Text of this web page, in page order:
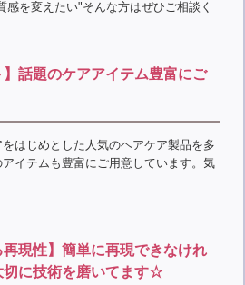
を変えたい"そんな方はぜひご相談く
】話題のケアアイテム豊富にご
はじめとした人気のヘアケア製品を多
イテムも豊富にご用意しています。気
再現性】簡単に再現できなけれ
切に技術を磨いてます☆